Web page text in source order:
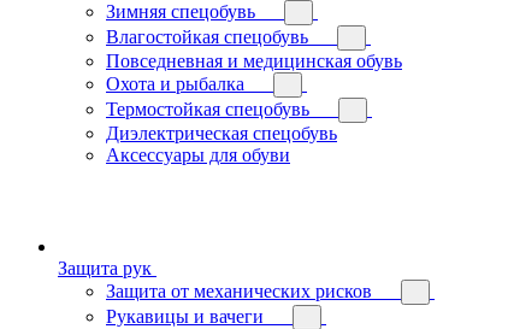
Зимняя спецобувь
Влагостойкая спецобувь
Повседневная и медицинская обувь
Охота и рыбалка
Термостойкая спецобувь
Диэлектрическая спецобувь
Аксессуары для обуви
Защита рук
Защита от механических рисков
Рукавицы и вачеги